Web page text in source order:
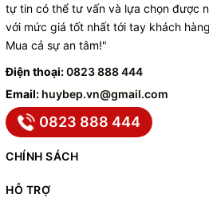
tự tin có thể tư vấn và lựa chọn được
với mức giá tốt nhất tới tay khách
Mua cả sự an tâm!"
Điện thoại:0823 888 444
Email: huybep.vn@gmail.com
0823 888 444
CHÍNH SÁCH
HỖ TRỢ